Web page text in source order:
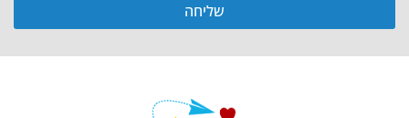
שליחה